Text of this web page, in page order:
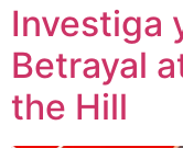
Investiga
Betrayal
the Hill